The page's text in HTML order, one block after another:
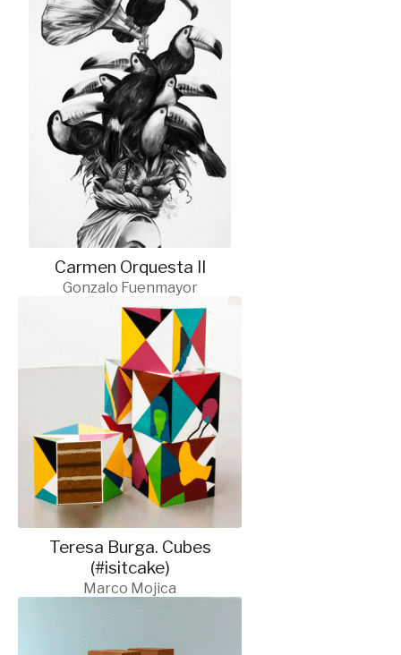
Carmen Orquesta II
Gonzalo Fuenmayor
Teresa Burga. Cubes
(#isitcake)
Marco Mojica